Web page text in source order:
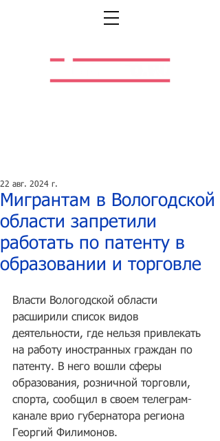
Мигрантам в Вологодской
области запретили
работать по патенту в
образовании и торговле
22 авг. 2024 г.
Власти Вологодской области
расширили список видов
деятельности, где нельзя привлекать
на работу иностранных граждан по
патенту. В него вошли сферы
образования, розничной торговли,
спорта, сообщил в своем телеграм-
канале врио губернатора региона
Георгий Филимонов.